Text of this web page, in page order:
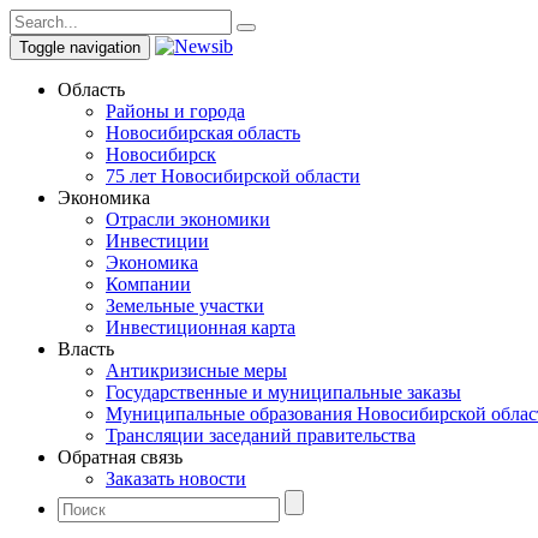
Toggle navigation
Область
Районы и города
Новосибирская область
Новосибирск
75 лет Новосибирской области
Экономика
Отрасли экономики
Инвестиции
Экономика
Компании
Земельные участки
Инвестиционная карта
Власть
Антикризисные меры
Государственные и муниципальные заказы
Муниципальные образования Новосибирской
Трансляции заседаний правительства
Обратная связь
Заказать новости